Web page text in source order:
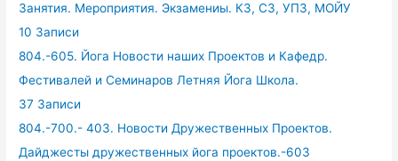
Занятия. Мероприятия. Экзамениы. КЗ, СЗ, УПЗ, МОЙУ
10 Записи
804.-605. Йога Новости наших Проектов и Кафедр.
Фестивалей и Семинаров Летняя Йога Школа.
37 Записи
804.-700.- 403. Новости Дружественных Проектов.
Дайджесты дружественных йога проектов.-603